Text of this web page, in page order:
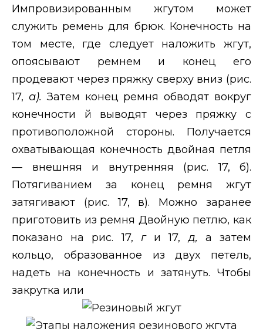
Импровизированным жгутом может
служить ремень для брюк. Конечность на
том месте, где следует наложить жгут,
опоясывают ремнем и конец его
продевают через пряжку сверху вниз (рис.
17, а). Затем конец ремня обводят вокруг
конечности й выводят через пряжку с
противоположной стороны. Получается
охватывающая конечность двойная петля
— внешняя и внутренняя (рис. 17, б).
Потягиванием за конец ремня жгут
затягивают (рис. 17, в). Можно заранее
приготовить из ремня Двойную петлю, как
показано на рис. 17, г и 17,д, а затем
кольцо, образованное из двух петель,
надеть на конечность и затянуть. Чтобы
закрутка или